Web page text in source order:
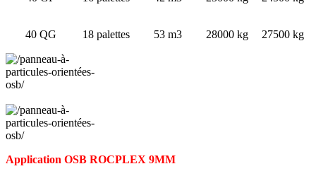
40 QG 18 palettes 53 m3 28000 kg 27500 kg
Application OSB ROCPLEX 9MM